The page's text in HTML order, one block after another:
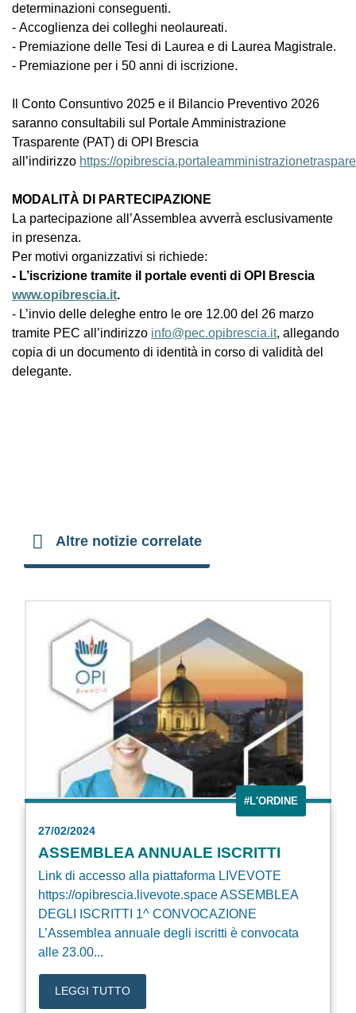
determinazioni conseguenti.
- Accoglienza dei colleghi neolaureati.
- Premiazione delle Tesi di Laurea e di Laurea Magistrale.
- Premiazione per i 50 anni di iscrizione.
Il Conto Consuntivo 2025 e il Bilancio Preventivo 2026
saranno consultabili sul Portale Amministrazione
Trasparente (PAT) di OPI Brescia
all’indirizzo https://
MODALITÀ DI PARTECIPAZIONE
La partecipazione all’Assemblea avverrà esclusivamente
in presenza.
Per motivi organizzativi si richiede:
- L’iscrizione tramite il portale eventi di OPI Brescia
www.opibrescia.it.
- L’invio delle deleghe entro le ore 12.00 del 26 marzo
tramite PEC all’indirizzo info@pec.opibrescia.it, allegando
copia di un documento di identità in corso di validità del
delegante.
Altre notizie correlate
#L'ORDINE
27/02/2024
ASSEMBLEA ANNUALE ISCRITTI
Link di accesso alla piattaforma LIVEVOTE
https://opibrescia.livevote.space ASSEMBLEA
DEGLI ISCRITTI 1^ CONVOCAZIONE
L’Assemblea annuale degli iscritti è convocata
alle 23.00...
LEGGI TUTTO